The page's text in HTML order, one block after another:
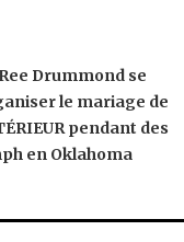
Drummond se
le mariage de
pendant des
en Oklahoma